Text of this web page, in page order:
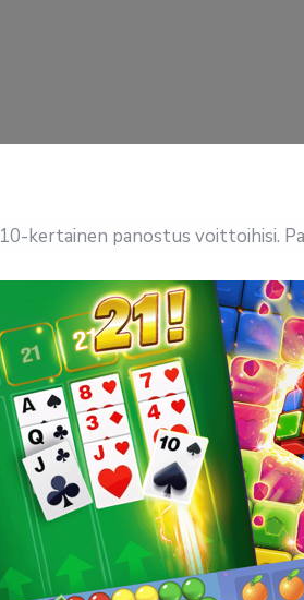
10-kertainen panostus voittoihisi.